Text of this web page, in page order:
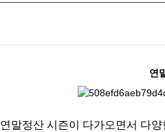
연
연말정산 시즌이 다가오면서 다